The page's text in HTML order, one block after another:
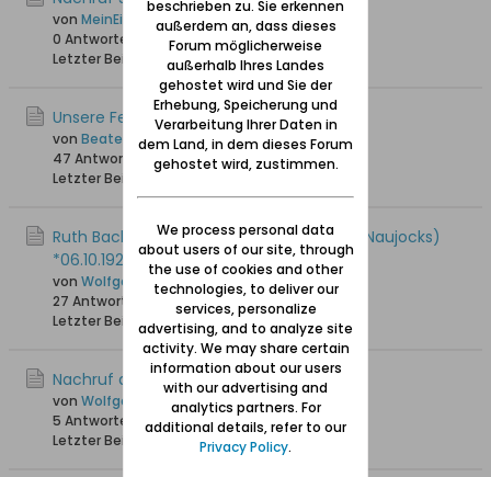
von MeinEichwalde
0 Antworten
3.331 Hits0 Likes
Letzter Beitrag
18.08.2025, 09:52
Unsere Feli ist am 20.5.24 verstorben
von Beate
47 Antworten
18.097 Hits 0 Likes
Letzter Beitrag
22.05.2025, 08:30
Ruth Bachmann (geb. Schneider, gesch. Naujocks)
*06.10.1929 +16.12.2023
von Wolfgang
27 Antworten
12.368 Hits 0 Likes
Letzter Beitrag
18.12.2024, 23:26
Nachruf auf Dieter Schrörs, + 29.11.2006
von Wolfgang
5 Antworten
19.614 Hits0 Likes
Letzter Beitrag
04.11.2024, 13:53
beschrieben zu. Sie erkennen
außerdem an, dass dieses
Forum möglicherweise
außerhalb Ihres Landes
gehostet wird und Sie der
Erhebung, Speicherung und
Verarbeitung Ihrer Daten in
dem Land, in dem dieses Forum
gehostet wird, zustimmen.
We process personal data
about users of our site, through
the use of cookies and other
technologies, to deliver our
services, personalize
advertising, and to analyze site
activity. We may share certain
information about our users
with our advertising and
analytics partners. For
additional details, refer to our
Privacy Policy.